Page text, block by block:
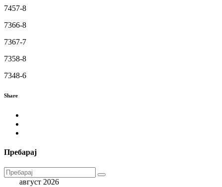
7457-8
7366-8
7367-7
7358-8
7348-6
Share
Пребарај
август 2026